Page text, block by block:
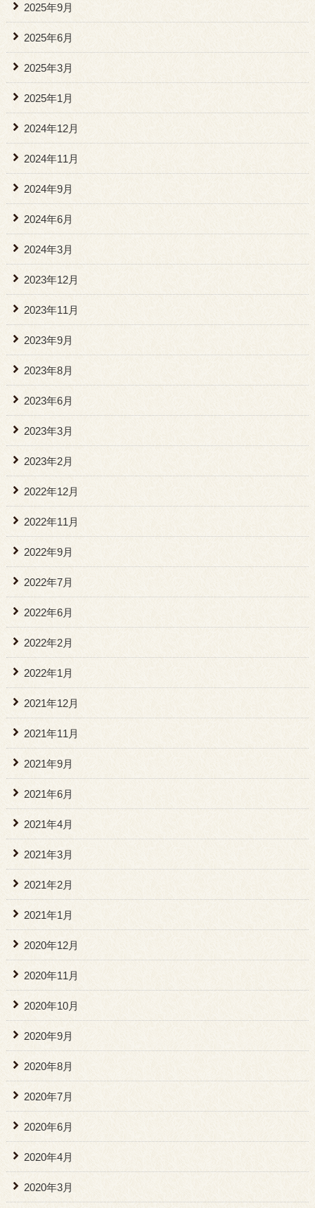
2025年9月
2025年6月
2025年3月
2025年1月
2024年12月
2024年11月
2024年9月
2024年6月
2024年3月
2023年12月
2023年11月
2023年9月
2023年8月
2023年6月
2023年3月
2023年2月
2022年12月
2022年11月
2022年9月
2022年7月
2022年6月
2022年2月
2022年1月
2021年12月
2021年11月
2021年9月
2021年6月
2021年4月
2021年3月
2021年2月
2021年1月
2020年12月
2020年11月
2020年10月
2020年9月
2020年8月
2020年7月
2020年6月
2020年4月
2020年3月